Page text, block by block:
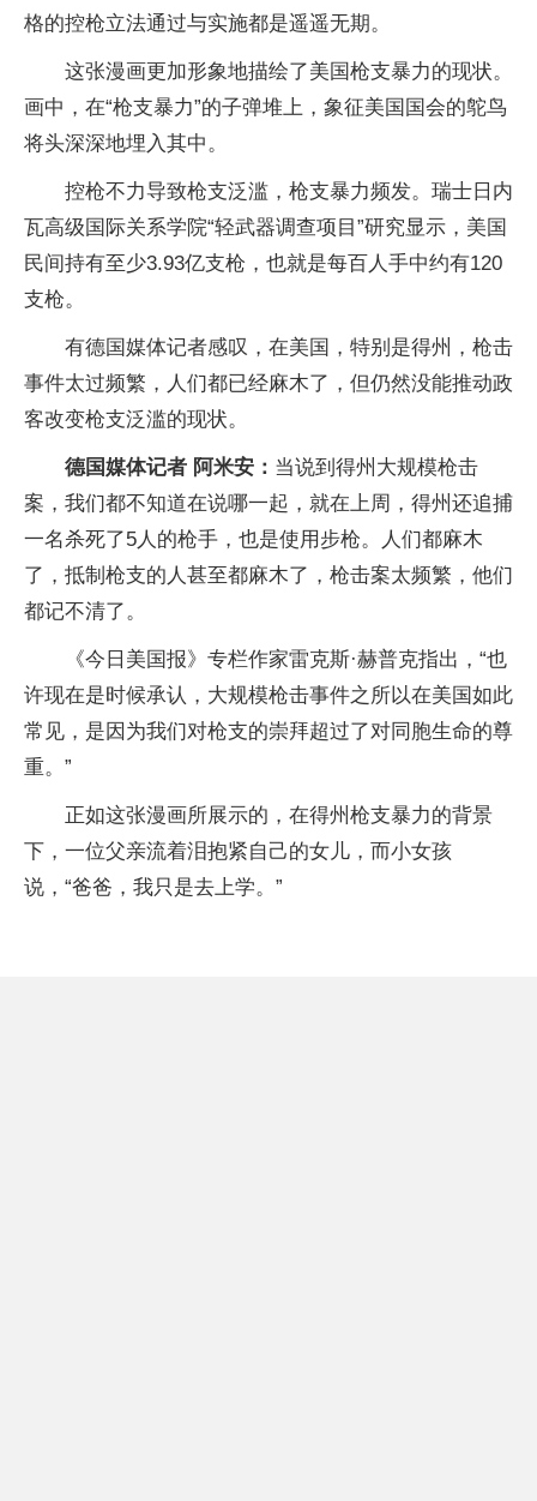
格的控枪立法通过与实施都是遥遥无期。
这张漫画更加形象地描绘了美国枪支暴力的现状。
画中，在“枪支暴力”的子弹堆上，象征美国国会的鸵鸟
将头深深地埋入其中。
控枪不力导致枪支泛滥，枪支暴力频发。瑞士日内
瓦高级国际关系学院“轻武器调查项目”研究显示，美国
民间持有至少3.93亿支枪，也就是每百人手中约有120
支枪。
有德国媒体记者感叹，在美国，特别是得州，枪击
事件太过频繁，人们都已经麻木了，但仍然没能推动政
客改变枪支泛滥的现状。
德国媒体记者 阿米安： 当说到得州大规模枪击
案，我们都不知道在说哪一起，就在上周，得州还追捕
一名杀死了5人的枪手，也是使用步枪。人们都麻木
了，抵制枪支的人甚至都麻木了，枪击案太频繁，他们
都记不清了。
《今日美国报》专栏作家雷克斯·赫普克指出，“也
许现在是时候承认，大规模枪击事件之所以在美国如此
常见，是因为我们对枪支的崇拜超过了对同胞生命的尊
重。”
正如这张漫画所展示的，在得州枪支暴力的背景
下，一位父亲流着泪抱紧自己的女儿，而小女孩
说，“爸爸，我只是去上学。”